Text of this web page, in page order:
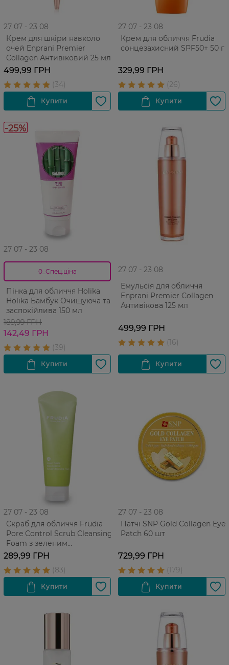
27 07 - 23 08
Крем для шкіри навколо
очей Enprani Premier
Collagen Антивіковий 25 мл
499,99 ГРН
27 07 - 23 08
Крем для обличчя Frudia
сонцезахисний SPF50+ 50 г
329,99 ГРН
-25%
27 07 - 23 08
0_Спец.ціна
Пінка для обличчя Holika
Holika Бамбук Очищуюча та
заспокійлива 150 мл
189,99 ГРН
142,49 ГРН
27 07 - 23 08
Емульсія для обличчя
Enprani Premier Collagen
Антивікова 125 мл
499,99 ГРН
27 07 - 23 08
Скраб для обличчя Frudia
Pore Control Scrub Cleansing
Foam з зеленим
виноградом Для
проблемної жирної шкіри
145 г
289,99 ГРН
27 07 - 23 08
Патчі SNP Gold Collagen Eye
Patch 60 шт
729,99 ГРН